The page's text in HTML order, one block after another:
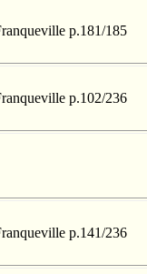
p.181/185
p.102/236
p.141/236